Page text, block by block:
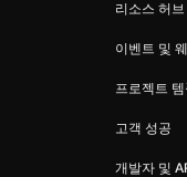
리소스 허브
이벤트 및
프로젝트 템
고객 성공
개발자 및